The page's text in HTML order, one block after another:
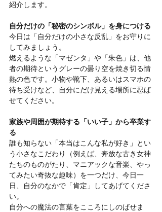
紹介します。
自分だけの「秘密のシンボル」を身につける
今日は「自分だけの小さな反乱」をお守りに
してみましょう。
燃えるような「マゼンタ」や「朱色」は、他
者の期待というグレーの曇り空を焼き切る情
熱の色です。小物や靴下、あるいはスマホの
待ち受けなど、自分にだけ見える場所に忍ば
せてください。
家族や周囲が期待する「いい子」から卒業す
る
誰も知らない「本当はこんな私が好き」とい
う小さなこだわり（例えば、奔放な古き女神
たちのものがたり、マニアックな音楽、やっ
てみたい奇抜な趣味）を一つだけ、今日一
日、自分のなかで「肯定」してあげてくださ
い。
自分への魔法の言葉をこころにしのばせま